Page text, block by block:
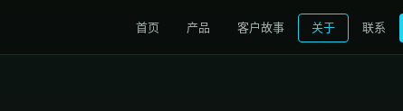
首页 产品 客户故事 关于 联系